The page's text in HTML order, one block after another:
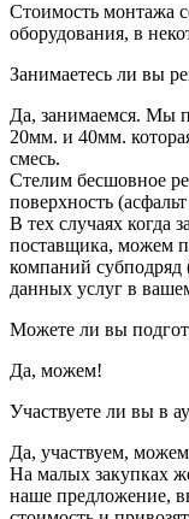
Стоимость монтажа
оборудования, в
Занимаетесь ли вы
Да, занимаемся. Мы
20мм. и 40мм.
смесь.
Стелим бесшовное
поверхность
В тех случаях когда
поставщика, можем
компаний субподряд
данных услуг в
Можете ли вы
Да, можем!
Участвуете ли вы в
Да, участвуем,
На малых закупках
наше предложение,